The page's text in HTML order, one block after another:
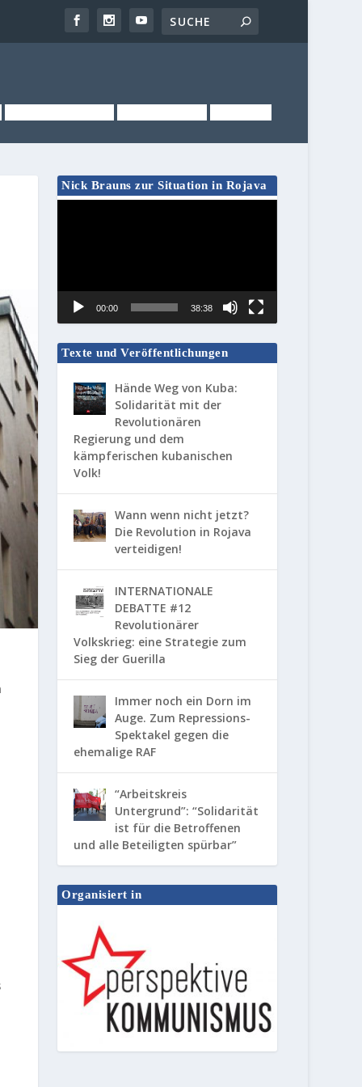
Nick Brauns zur Situation in Rojava
00:00 38:38
Texte und Veröffentlichungen
Hände Weg von Kuba:
Solidarität mit der
Revolutionären
Regierung und dem
kämpferischen kubanischen
Volk!
Wann wenn nicht jetzt?
Die Revolution in Rojava
verteidigen!
INTERNATIONALE
DEBATTE #12
Revolutionärer
Volkskrieg: eine Strategie zum
Sieg der Guerilla
Immer noch ein Dorn im
Auge. Zum Repressions-
Spektakel gegen die
ehemalige RAF
“Arbeitskreis
Untergrund”: “Solidarität
ist für die Betroffenen
und alle Beteiligten spürbar”
Organisiert in